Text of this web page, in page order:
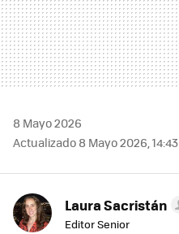
8 Mayo 2026
Actualizado 8 Mayo 2026, 14:43
Laura Sacristán
Editor Senior